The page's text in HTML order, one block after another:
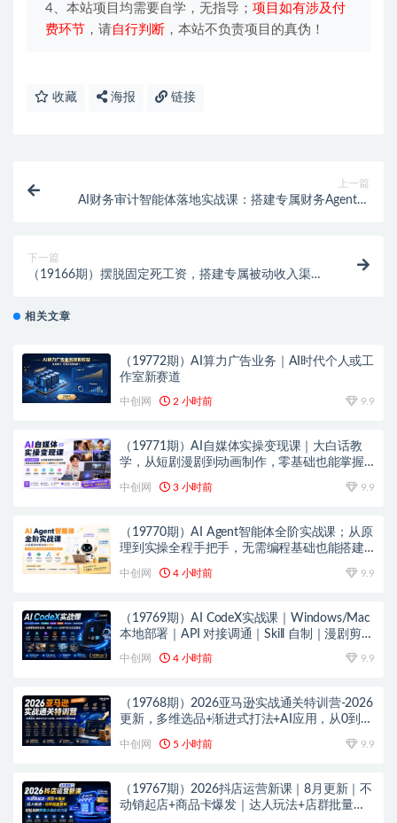
4、本站项目均需要自学，无指导； 项目如有涉及付
费环节 ，请自行判断 ，本站不负责项目的真伪！
收藏 海报 链接
上一篇
AI财务审计智能体落地实战课：搭建专属财务Agent，
下一篇
（19166期）摆脱固定死工资，搭建专属被动收入渠
相关文章
（19772期）AI算力广告业务｜AI时代个人或工
作室新赛道
中创网 2 小时前 9.9
（19771期）AI自媒体实操变现课｜大白话教
学，从短剧漫剧到动画制作，零基础也能掌握
中创网 3 小时前 9.9
（19770期）AI Agent智能体全阶实战课；从原
理到实操全程手把手，无需编程基础也能搭建
中创网 4 小时前 9.9
（19769期）AI CodeX实战课｜Windows/Mac
本地部署｜API 对接调通｜Skill 自制｜漫剧剪辑
中创网 4 小时前 9.9
（19768期）2026亚马逊实战通关特训营-2026
更新，多维选品+渐进式打法+AI应用，从0到1
中创网 5 小时前 9.9
（19767期）2026抖店运营新课｜8月更新｜不
动销起店+商品卡爆发｜达人玩法+店群批量复